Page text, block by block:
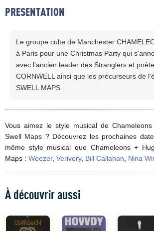
PRESENTATION
Le groupe culte de Manchester
à Paris pour une Christmas Party qui
avec l'ancien leader des Stranglers et
CORNWELL ainsi que les précurseurs de
SWELL MAPS
Vous aimez le style musical de
Swell Maps ? Découvrez les prochaines
même style musical que Chameleons +
Maps : Weezer, Verivery, Bill Callahan Nina
À découvrir aussi